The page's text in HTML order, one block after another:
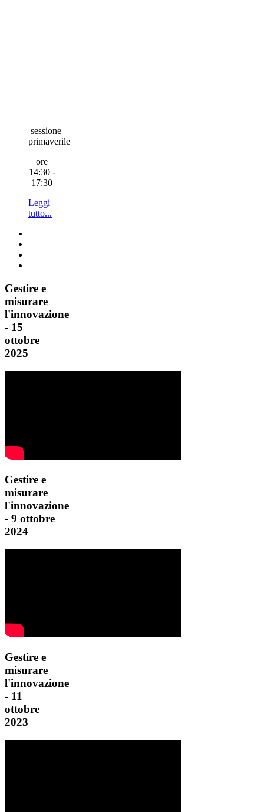
sessione
primaverile
ore
14:30 -
17:30
Leggi
tutto...
Gestire e
misurare
l'innovazione
- 15
ottobre
2025
Gestire e
misurare
l'innovazione
- 9 ottobre
2024
Gestire e
misurare
l'innovazione
- 11
ottobre
2023